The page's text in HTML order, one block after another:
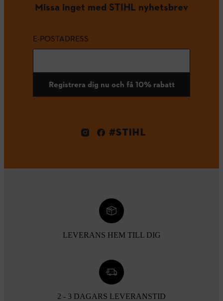
Missa inget med STIHL nyhetsbrev
E-POSTADRESS
Registrera dig nu och få 10% rabatt
#STIHL
LEVERANS HEM TILL DIG
2 - 3 DAGARS LEVERANSTID